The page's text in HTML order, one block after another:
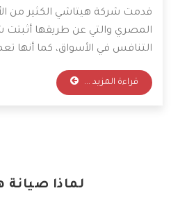
قدمت شركة هيتاشي الكثير من
المصري والتي عن طريقها أثبتت
التنافس في الأسواق، كما أنها
لأجهزتها المتوفرة، و ذلك للعمل
من التطور التكنولوجي، وقد
قراءة المزيد ...
لماذا صيانة